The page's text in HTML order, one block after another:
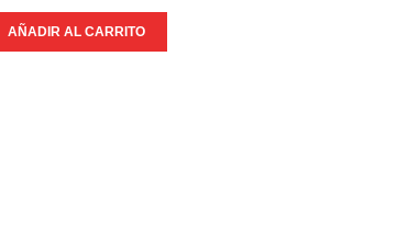
AÑADIR AL CARRITO